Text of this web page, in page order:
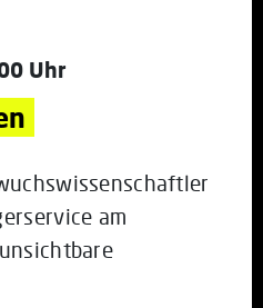
Uhr
am